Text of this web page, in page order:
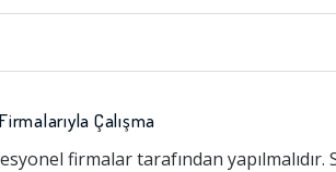
Çalışma
firmalar tarafından